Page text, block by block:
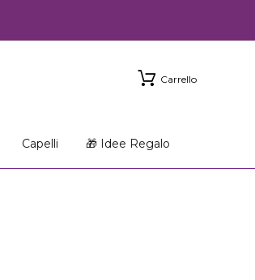
Carrello
Capelli 🎁 Idee Regalo